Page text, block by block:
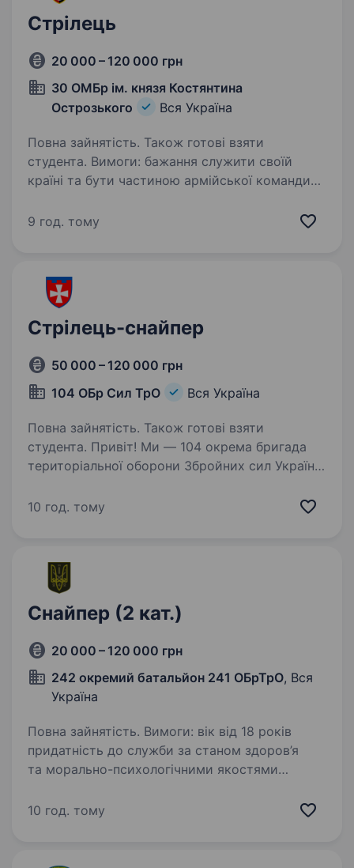
Стрілець
20 000 – 120 000 грн
30 ОМБр ім. князя Костянтина
Острозького
Вся Україна
Повна зайнятість. Також готові взяти
студента. Вимоги: бажання служити своїй
країні та бути частиною армійської команди
відсутність протипоказань до військової
9 год. тому
Стрілець-снайпер
50 000 – 120 000 грн
104 ОБр Сил ТрО
Вся Україна
Повна зайнятість. Також готові взяти
студента. Привіт! Ми — 104 окрема бригада
територіальної оборони Збройних сил України,
Рівненській області та по всій Україні. Якщо ти
10 год. тому
Снайпер (2 кат.)
20 000 – 120 000 грн
242 окремий батальйон 241 ОБрТрО, Вся
Україна
Повна зайнятість. Вимоги: вік від 18 років
придатність до служби за станом здоров’я
та морально-психологічними якостями
комунікабельність, уміння працювати
10 год. тому